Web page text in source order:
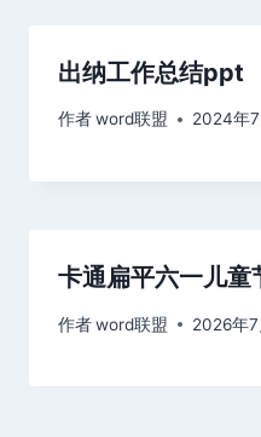
出纳工作总结ppt
作者word联盟 2024年
卡通扁平六一儿
作者word联盟 2026年7